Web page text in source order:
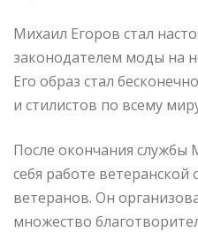
Михаил Егоров стал
законодателем моды на
Его образ стал
и стилистов по всему
После окончания службы
себя работе
ветеранов. Он
множество